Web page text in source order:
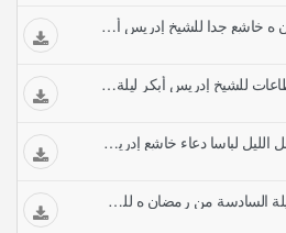
دعاء القنوت ليلة رمضان ه خاشع جدا للشيخ إدريس أبكر
دعاء خاشع عن حب الطاعات للشيخ إدريس أبكر ليلة رمضان
دعاء الحمد لله الذي جعل الليل لباسا دعاء خاشع إدريس أبكر
الشفع والوتر و دعاء الليلة السادسة من رمضان ه للشيخ إدريس أبكر